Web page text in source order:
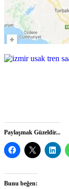
Paylaşmak Güzeldir...
Bunu beğen: